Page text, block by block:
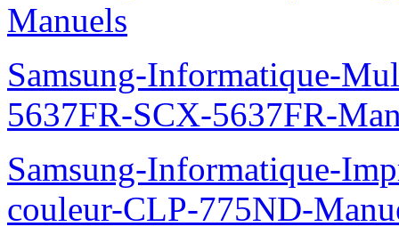
Manuels
Samsung-Informatique-
5637FR-SCX-5637FR-
Samsung-Informatique-
couleur-CLP-775ND-